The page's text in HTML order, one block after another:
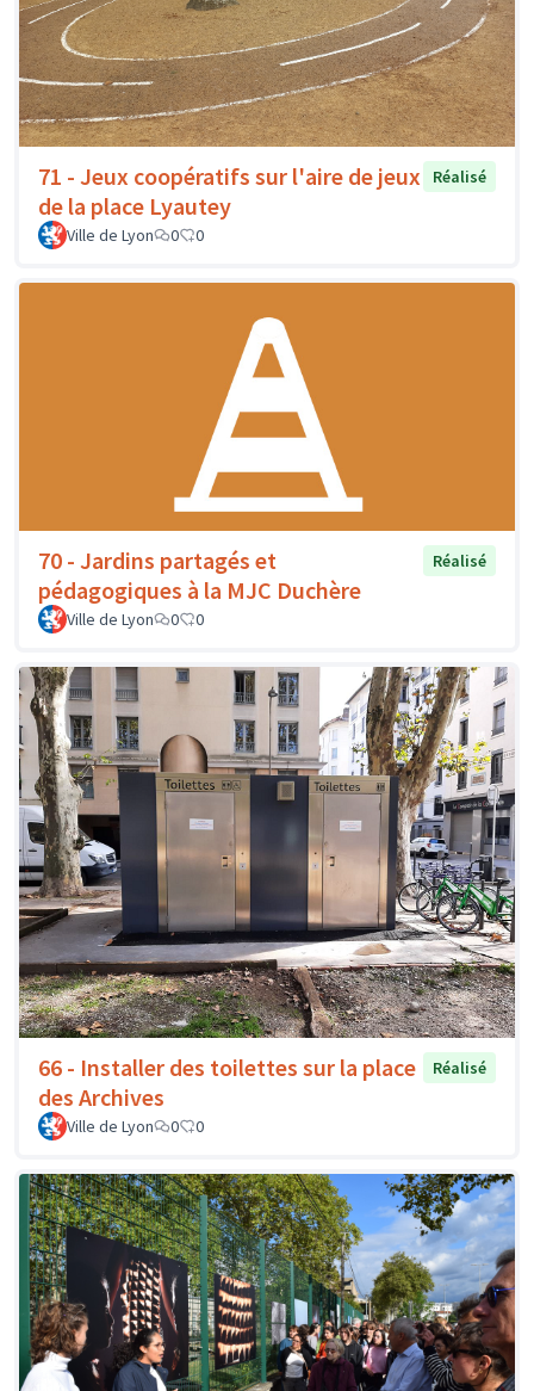
71 - Jeux coopératifs sur l'aire de jeux
de la place Lyautey
Réalisé
Ville de Lyon 0 0
70 - Jardins partagés et
pédagogiques à la MJC Duchère
Réalisé
Ville de Lyon 0 0
66 - Installer des toilettes sur la place
des Archives
Réalisé
Ville de Lyon 0 0